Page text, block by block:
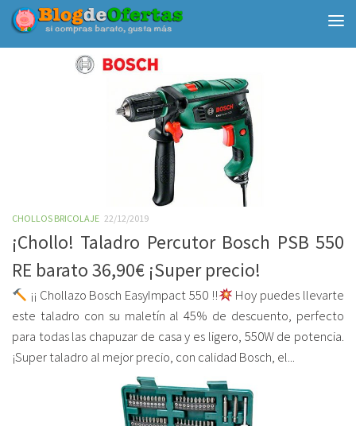
Debajo del contenido
CHOLLOS BRICOLAJE 22/12/2019
¡Chollo! Taladro Percutor Bosch PSB 550
RE barato 36,90€ ¡Super precio!
¡¡ Chollazo Bosch EasyImpact 550 !!
Hoy puedes llevarte
este taladro con su maletín al 45% de descuento, perfecto
para todas las chapuzar de casa y es ligero, 550W de potencia.
¡Super taladro al mejor precio, con calidad Bosch, el...